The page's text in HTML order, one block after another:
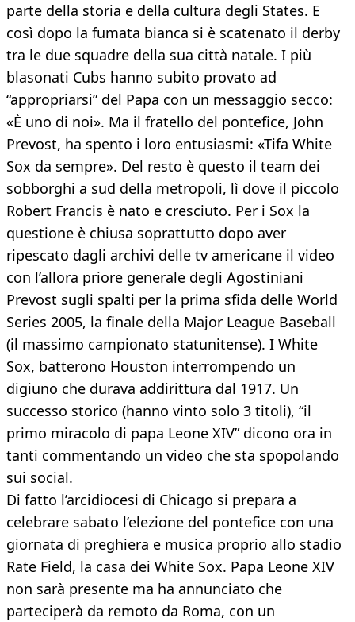
parte della storia e della cultura degli States. E
così dopo la fumata bianca si è scatenato il derby
tra le due squadre della sua città natale. I più
blasonati Cubs hanno subito provato ad
“appropriarsi” del Papa con un messaggio secco:
«È uno di noi». Ma il fratello del pontefice, John
Prevost, ha spento i loro entusiasmi: «Tifa White
Sox da sempre». Del resto è questo il team dei
sobborghi a sud della metropoli, lì dove il piccolo
Robert Francis è nato e cresciuto. Per i Sox la
questione è chiusa soprattutto dopo aver
ripescato dagli archivi delle tv americane il video
con l’allora priore generale degli Agostiniani
Prevost sugli spalti per la prima sfida delle World
Series 2005, la finale della Major League Baseball
(il massimo campionato statunitense). I White
Sox, batterono Houston interrompendo un
digiuno che durava addirittura dal 1917. Un
successo storico (hanno vinto solo 3 titoli), “il
primo miracolo di papa Leone XIV” dicono ora in
tanti commentando un video che sta spopolando
sui social.
Di fatto l’arcidiocesi di Chicago si prepara a
celebrare sabato l’elezione del pontefice con una
giornata di preghiera e musica proprio allo stadio
Rate Field, la casa dei White Sox. Papa Leone XIV
non sarà presente ma ha annunciato che
parteciperà da remoto da Roma, con un